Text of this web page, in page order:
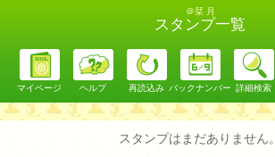
＠栞 月
スタンプ一覧
マイページ ヘルプ 再読込み バックナンバー 詳細検索
スタンプはまだありません。